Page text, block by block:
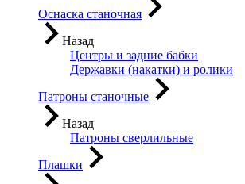
Оснаска станочная
Назад
Центры и задние бабки
Державки (накатки) и ролики
Патроны станочные
Назад
Патроны сверлильные
Плашки